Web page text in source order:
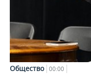
Общество 00:00